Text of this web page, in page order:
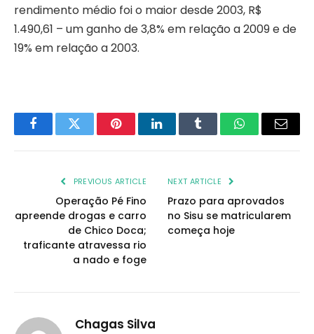
rendimento médio foi o maior desde 2003, R$
1.490,61 – um ganho de 3,8% em relação a 2009 e de
19% em relação a 2003.
FacebookTwitter PinterestLinkedInTumblr WhatsAppEmail
PREVIOUS ARTICLE
Operação Pé Fino
apreende drogas e carro
de Chico Doca;
traficante atravessa rio
a nado e foge
NEXT ARTICLE
Prazo para aprovados
no Sisu se matricularem
começa hoje
Chagas Silva